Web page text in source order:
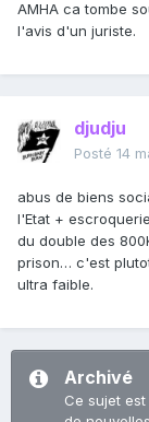
AMHA ca tombe
l'avis d'un juriste.
djudju
Posté 14
abus de biens
l'Etat +
du double des
prison… c'est
ultra faible.
Archivé
Ce sujet